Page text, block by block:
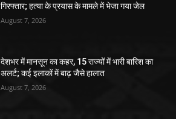
गिरफ्तार; हत्या के प्रयास के मामले में भेजा गया जेल
August 7, 2026
देशभर में मानसून का कहर, 15 राज्यों में भारी बारिश का
अलर्ट; कई इलाकों में बाढ़ जैसे हालात
August 7, 2026